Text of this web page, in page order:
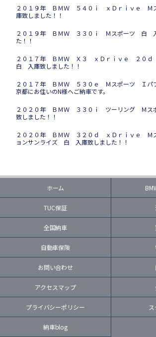
２０１９年 ＢＭＷ ５４０ｉ ｘＤｒｉｖｅ
庫致しました！！
２０１９年 ＢＭＷ ３３０ｉ Ｍスポーツ 白
た！！
２０１７年 ＢＭＷ Ｘ３ ｘＤｒｉｖｅ ２０
白 入庫致しました！！
２０１７年 ＢＭＷ ５３０ｅ Ｍスポーツ Ｉパ
京都にお住いのN様へご納車です。
２０２０年 ＢＭＷ ３３０ｉ ツーリング Ｍ
致しました！！
２０２０年 ＢＭＷ ３２０ｄ ｘＤｒｉｖｅ Ｍ
ョンサンライズ 白 入庫致しました！！
ホーム
TUC保証
全国納車
自動車保険
お問い合わせ
アクセスマップ
プライバシーポリシー
納車blog